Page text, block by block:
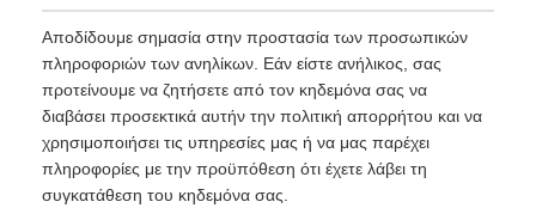
Αποδίδουμε σημασία στην προστασία των προσωπικών
πληροφοριών των ανηλίκων. Εάν είστε ανήλικος, σας
προτείνουμε να ζητήσετε από τον κηδεμόνα σας να
διαβάσει προσεκτικά αυτήν την πολιτική απορρήτου και να
χρησιμοποιήσει τις υπηρεσίες μας ή να μας παρέχει
πληροφορίες με την προϋπόθεση ότι έχετε λάβει τη
συγκατάθεση του κηδεμόνα σας.